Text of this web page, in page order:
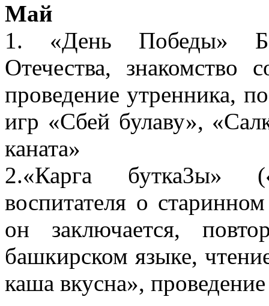
Май
1. «День Победы»
Отечества, знакомство
проведение утренника,
игр «Сбей булаву»,
каната»
2.«Карга бутка3ы»
воспитателя о
он заключается,
башкирском языке,
каша вкусна»,